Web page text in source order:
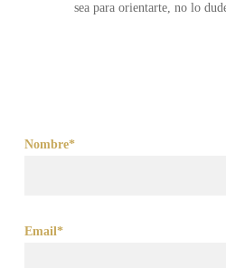
sea para orientarte, no lo
Nombre*
Email*